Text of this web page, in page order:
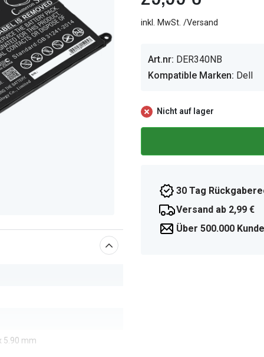
5.90 mm
inkl. MwSt. /Versand
Art.nr: DER340NB
Kompatible Marken: Dell
Nicht auf lager
30 Tag
Versand ab 2,99 €
Über 500.000